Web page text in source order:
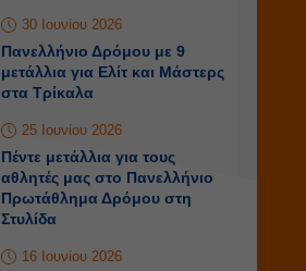
30 Ιουνίου 2026
Πανελλήνιο Δρόμου με 9
μετάλλια για Ελίτ και Μάστερς
στα Τρίκαλα
25 Ιουνίου 2026
Πέντε μετάλλια για τους
αθλητές μας στο Πανελλήνιο
Πρωτάθλημα Δρόμου στη
Στυλίδα
16 Ιουνίου 2026